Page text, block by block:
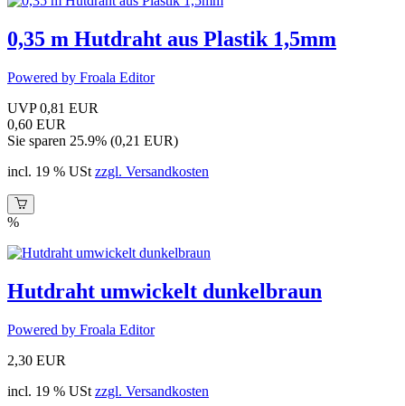
0,35 m Hutdraht aus Plastik 1,5mm
Powered by Froala Editor
UVP 0,81 EUR
0,60 EUR
Sie sparen 25.9% (0,21 EUR)
incl. 19 % USt zzgl. Versandkosten
%
Hutdraht umwickelt dunkelbraun
Powered by Froala Editor
2,30 EUR
incl. 19 % USt zzgl. Versandkosten